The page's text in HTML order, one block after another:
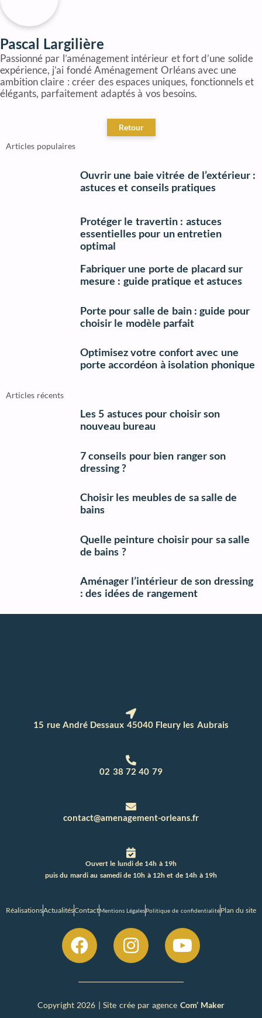
Pascal Largilière
Passionné par l’aménagement intérieur et fort d’une solide
expérience, j’ai fondé Aménagement Orléans avec une
ambition claire : créer des espaces uniques, fonctionnels et
élégants, parfaitement adaptés à vos besoins.
Articles populaires
Ouvrir une baie vitrée de l’extérieur :
astuces et conseils pratiques
Protéger le travertin : astuces
essentielles pour un entretien
optimal
Fabriquer une porte de placard sur
mesure : guide pratique et astuces
Porte pour salle de bain : guide pour
choisir le modèle parfait
Optimisez votre confort avec une
porte accordéon à isolation phonique
Articles récents
Les 5 astuces pour choisir son
nouveau bureau
7 conseils pour bien ranger son
dressing ?
Choisir les meubles de sa salle de
bains
Quelle peinture choisir pour sa salle
de bains ?
Aménager l’intérieur de son dressing
: des idées de rangement
15 rue André Dessaux 45040 Fleury les Aubrais
02 38 72 40 79
contact@amenagement-orleans.fr
Ouvert le lundi de 14h à 19h
puis du mardi au samedi de 10h à 12h et de 14h à 19h
RéalisationsActualitésContactMentions LégalesPolitique de confidentialitéPlan du site
Copyright 2026 | Site crée par agence Com’ Maker